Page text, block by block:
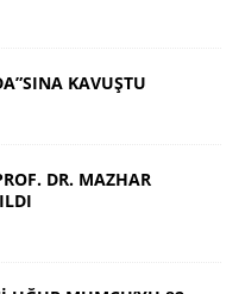
KAVUŞTU
DR. MAZHAR